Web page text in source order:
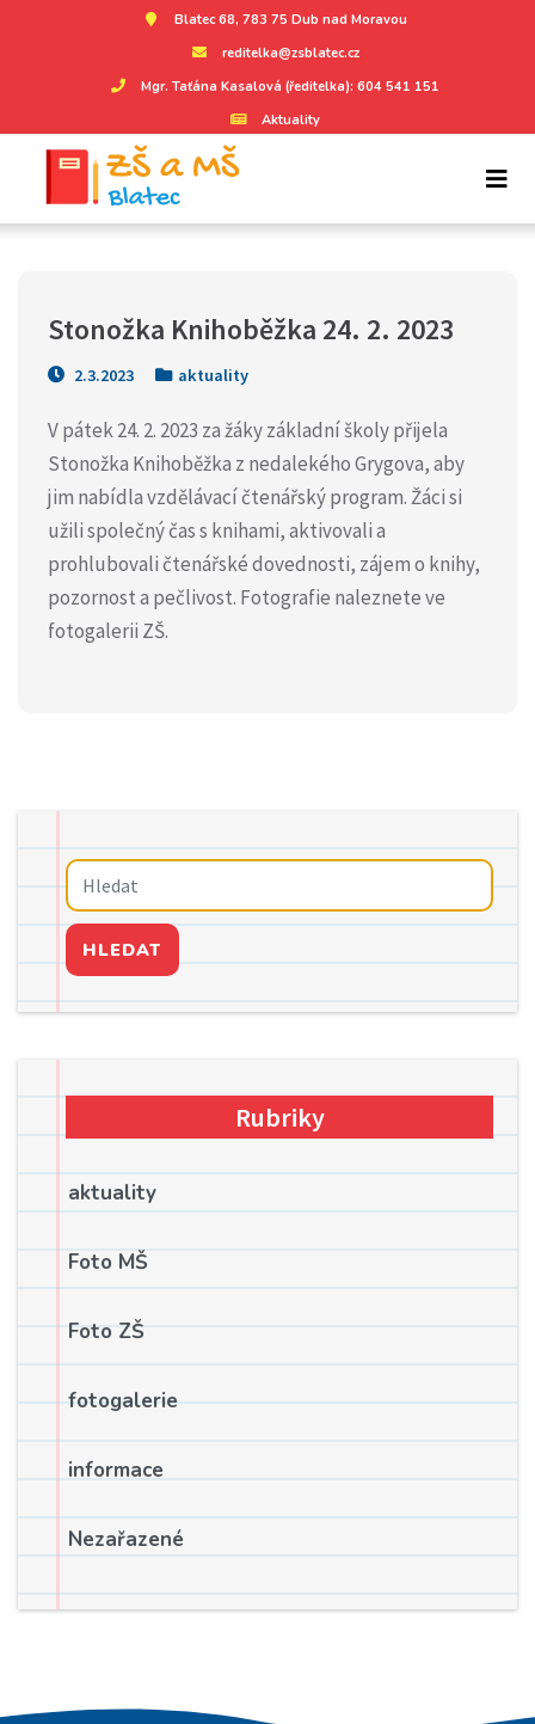
Blatec 68, 783 75 Dub nad Moravou
reditelka@zsblatec.cz
Mgr. Taťána Kasalová (ředitelka): 604 541 151
Aktuality
Stonožka Knihoběžka 24. 2. 2023
2.3.2023 aktuality
V pátek 24. 2. 2023 za žáky základní školy přijela
Stonožka Knihoběžka z nedalekého Grygova, aby
jim nabídla vzdělávací čtenářský program. Žáci si
užili společný čas s knihami, aktivovali a
prohlubovali čtenářské dovednosti, zájem o knihy,
pozornost a pečlivost. Fotografie naleznete ve
fotogalerii ZŠ.
HLEDAT
Rubriky
aktuality
Foto MŠ
Foto ZŠ
fotogalerie
informace
Nezařazené